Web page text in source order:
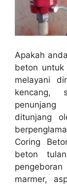
Apakah
beton
melayani
kencang,
ditunjang
Coring
beton
marmer,